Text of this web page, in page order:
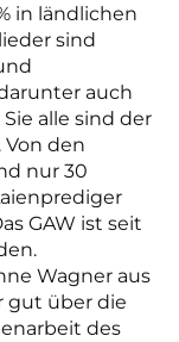
in ländlichen
sind
auch
alle sind der
den
nur 30
GAW ist seit
Wagner aus
gut über die
des